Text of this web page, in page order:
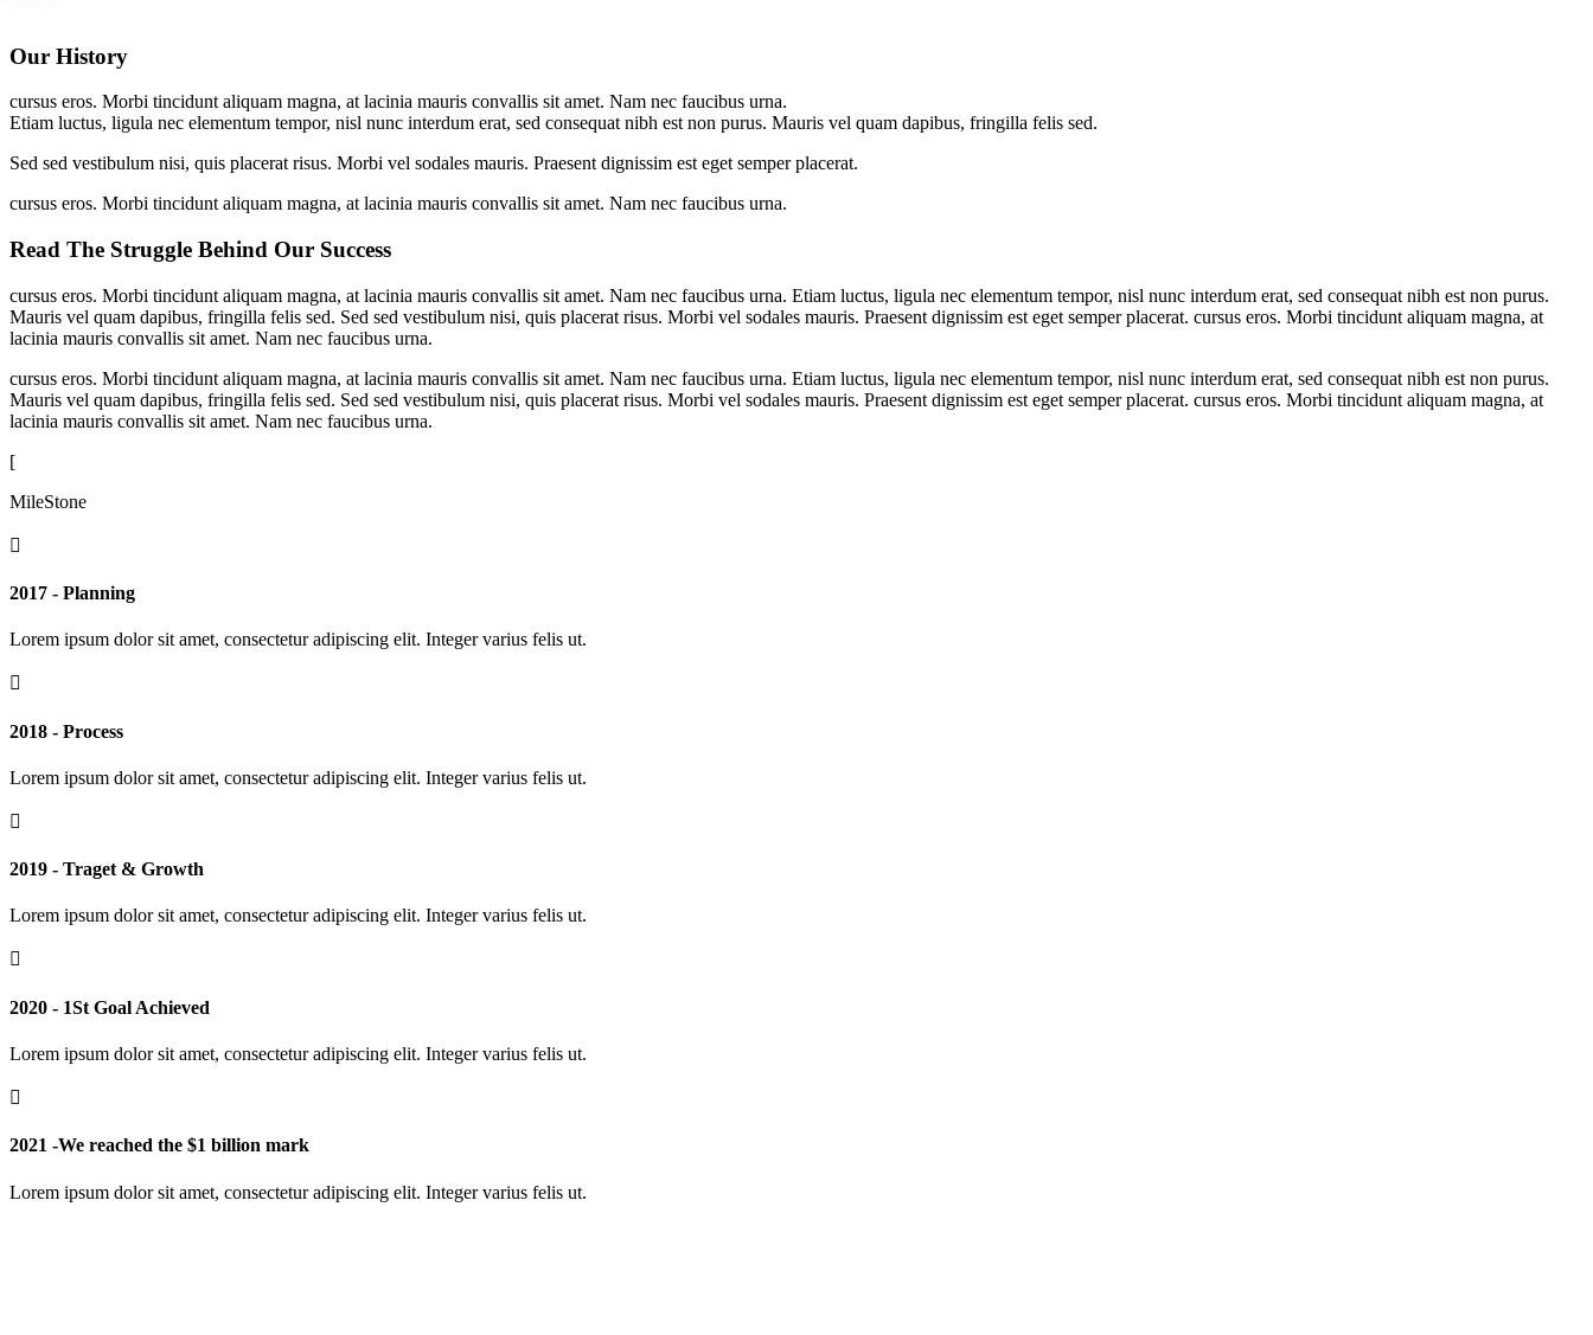
Our History
cursus eros. Morbi tincidunt aliquam magna, at lacinia mauris convallis sit amet. Nam nec faucibus urna.
Etiam luctus, ligula nec elementum tempor, nisl nunc interdum erat, sed consequat nibh est non purus. Mauris vel quam dapibus, fringilla felis sed.
Sed sed vestibulum nisi, quis placerat risus. Morbi vel sodales mauris. Praesent dignissim est eget semper placerat.
cursus eros. Morbi tincidunt aliquam magna, at lacinia mauris convallis sit amet. Nam nec faucibus urna.
Read The Struggle Behind Our Success
cursus eros. Morbi tincidunt aliquam magna, at lacinia mauris convallis sit amet. Nam nec faucibus urna. Etiam luctus, ligula nec elementum tempor, nisl nunc interdum erat, sed consequat nibh est non purus.
Mauris vel quam dapibus, fringilla felis sed. Sed sed vestibulum nisi, quis placerat risus. Morbi vel sodales mauris. Praesent dignissim est eget semper placerat. cursus eros. Morbi tincidunt aliquam magna, at
lacinia mauris convallis sit amet. Nam nec faucibus urna.
cursus eros. Morbi tincidunt aliquam magna, at lacinia mauris convallis sit amet. Nam nec faucibus urna. Etiam luctus, ligula nec elementum tempor, nisl nunc interdum erat, sed consequat nibh est non purus.
Mauris vel quam dapibus, fringilla felis sed. Sed sed vestibulum nisi, quis placerat risus. Morbi vel sodales mauris. Praesent dignissim est eget semper placerat. cursus eros. Morbi tincidunt aliquam magna, at
lacinia mauris convallis sit amet. Nam nec faucibus urna.
[
MileStone

2017 - Planning
Lorem ipsum dolor sit amet, consectetur adipiscing elit. Integer varius felis ut.

2018 - Process
Lorem ipsum dolor sit amet, consectetur adipiscing elit. Integer varius felis ut.

2019 - Traget & Growth
Lorem ipsum dolor sit amet, consectetur adipiscing elit. Integer varius felis ut.

2020 - 1St Goal Achieved
Lorem ipsum dolor sit amet, consectetur adipiscing elit. Integer varius felis ut.

2021 -We reached the $1 billion mark
Lorem ipsum dolor sit amet, consectetur adipiscing elit. Integer varius felis ut.